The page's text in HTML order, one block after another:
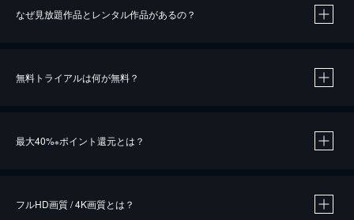
なぜ見放題作品とレンタル作品があるの？
無料トライアルは何が無料？
最大40%※ポイント還元とは？
フルHD画質 / 4K画質とは？